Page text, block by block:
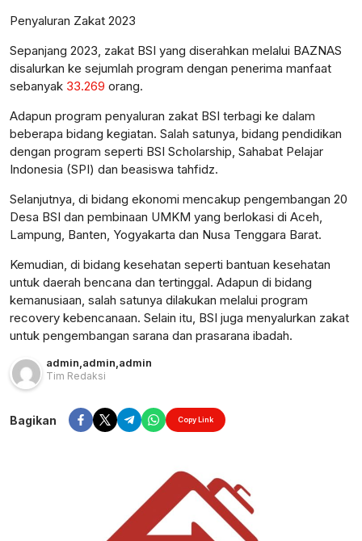
Penyaluran Zakat 2023
Sepanjang 2023, zakat BSI yang diserahkan melalui BAZNAS
disalurkan ke sejumlah program dengan penerima manfaat
sebanyak 33.269 orang.
Adapun program penyaluran zakat BSI terbagi ke dalam
beberapa bidang kegiatan. Salah satunya, bidang pendidikan
dengan program seperti BSI Scholarship, Sahabat Pelajar
Indonesia (SPI) dan beasiswa tahfidz.
Selanjutnya, di bidang ekonomi mencakup pengembangan 20
Desa BSI dan pembinaan UMKM yang berlokasi di Aceh,
Lampung, Banten, Yogyakarta dan Nusa Tenggara Barat.
Kemudian, di bidang kesehatan seperti bantuan kesehatan
untuk daerah bencana dan tertinggal. Adapun di bidang
kemanusiaan, salah satunya dilakukan melalui program
recovery kebencanaan. Selain itu, BSI juga menyalurkan zakat
untuk pengembangan sarana dan prasarana ibadah.
admin admin admin
Tim Redaksi
Bagikan Copy Link